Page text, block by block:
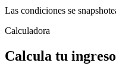
Las condiciones se
Calculadora
Calcula tu